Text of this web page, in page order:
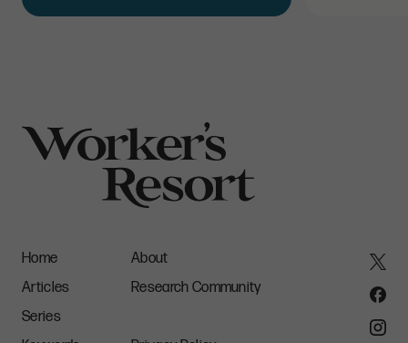
何も触れずに過ごせるオフィス
ビルのコンセプトは、大きく分けて4つあるという。「
何も触れ
ずに過ごせるオフィス」「チームアクティビティ・ベースド・ワーキ
ング（TABW）」「ワーカーの活力を養うウェルビーイング拠
Home
About
Articles
Research Community
Series